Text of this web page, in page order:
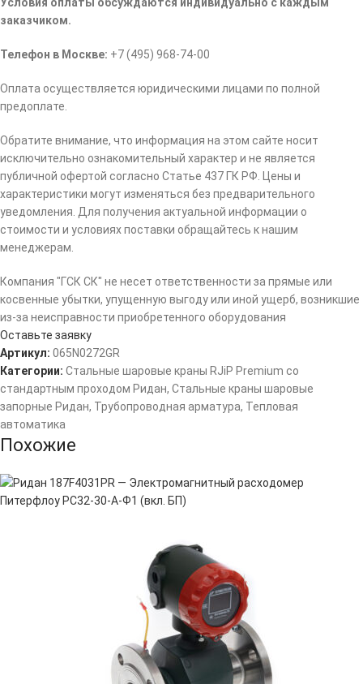
заказчиком.
Телефон в Москве: +7 (495) 968-74-00
Оплата осуществляется юридическими лицами по полной
предоплате.
Обратите внимание, что информация на этом сайте носит
исключительно ознакомительный характер и не является
публичной офертой согласно Статье 437 ГК РФ. Цены и
характеристики могут изменяться без предварительного
уведомления. Для получения актуальной информации о
стоимости и условиях поставки обращайтесь к нашим
менеджерам.
Компания "ГСК СК" не несет ответственности за прямые или
косвенные убытки, упущенную выгоду или иной ущерб, возникшие
из-за неисправности приобретенного оборудования
Оставьте заявку
Артикул: 065N0272GR
Категории: Стальные шаровые краны RJiP Premium со
стандартным проходом Ридан, Стальные краны шаровые
запорные Ридан, Трубопроводная арматура, Тепловая
автоматика
Похожие